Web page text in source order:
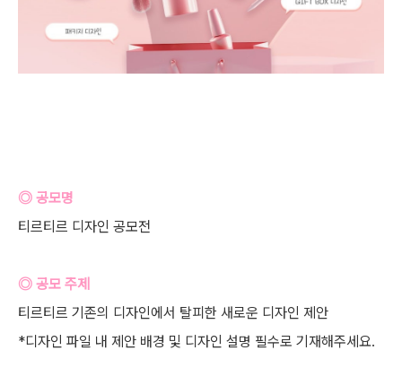
◎ 공모명
티르티르 디자인 공모전
◎ 공모 주제
티르티르 기존의 디자인에서 탈피한 새로운 디자인 제안
*디자인 파일 내 제안 배경 및 디자인 설명 필수로 기재해주세요.